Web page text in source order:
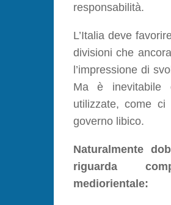
responsabilità.
L’Italia deve
divisioni che
l’impressione di
Ma è inevitabile
utilizzate, come
governo libico.
Naturalmente
riguarda
mediorientale: